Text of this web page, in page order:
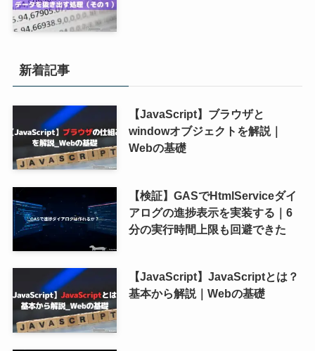
新着記事
【JavaScript】ブラウザと
windowオブジェクトを解説｜
Webの基礎
【検証】GASでHtmlServiceダイ
アログの進捗表示を実装する｜6
分の実行時間上限も回避できた
【JavaScript】JavaScriptとは？
基本から解説｜Webの基礎